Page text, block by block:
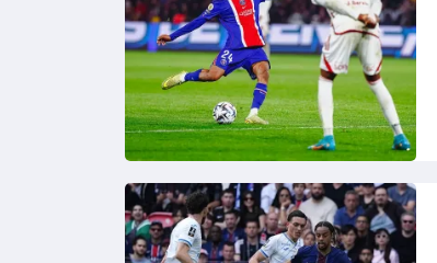
Снимка: Клубен сайт на Пари
Сен Жермен